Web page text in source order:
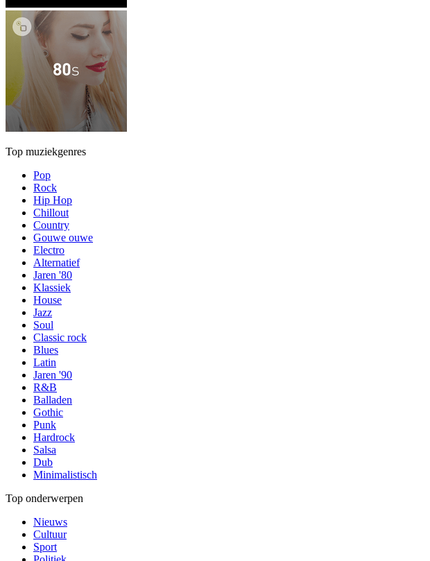
Top muziekgenres
Pop
Rock
Hip Hop
Chillout
Country
Gouwe ouwe
Electro
Alternatief
Jaren '80
Klassiek
House
Jazz
Soul
Classic rock
Blues
Latin
Jaren '90
R&B
Balladen
Gothic
Punk
Hardrock
Salsa
Dub
Minimalistisch
Top onderwerpen
Nieuws
Cultuur
Sport